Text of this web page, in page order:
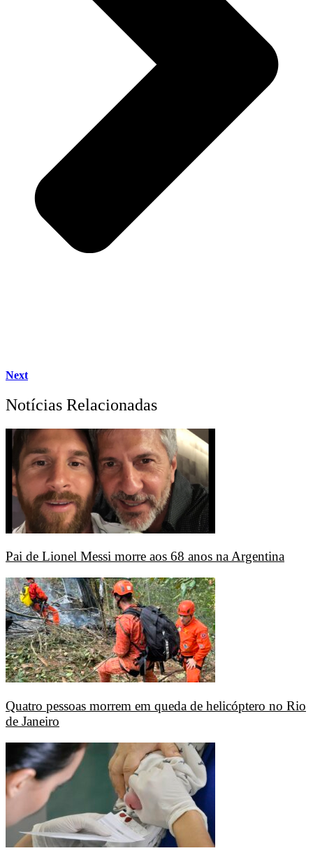
Next
Notícias Relacionadas
Pai de Lionel Messi morre aos 68 anos na Argentina
Quatro pessoas morrem em queda de helicóptero no Rio
de Janeiro